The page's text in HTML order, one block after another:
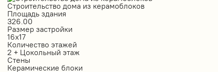
Строительство дома из керамоблоков
Площадь здания
326.00
Размер застройки
16х17
Количество этажей
2 + Цокольный этаж
Стены
Керамические блоки